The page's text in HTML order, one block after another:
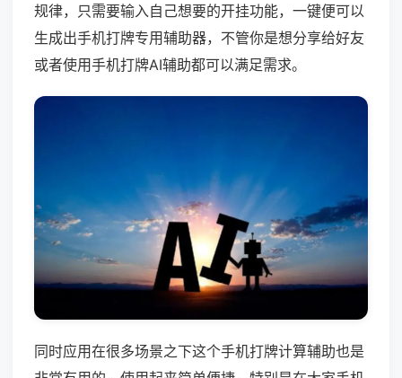
规律，只需要输入自己想要的开挂功能，一键便可以
生成出手机打牌专用辅助器，不管你是想分享给好友
或者使用手机打牌AI辅助都可以满足需求。
同时应用在很多场景之下这个手机打牌计算辅助也是